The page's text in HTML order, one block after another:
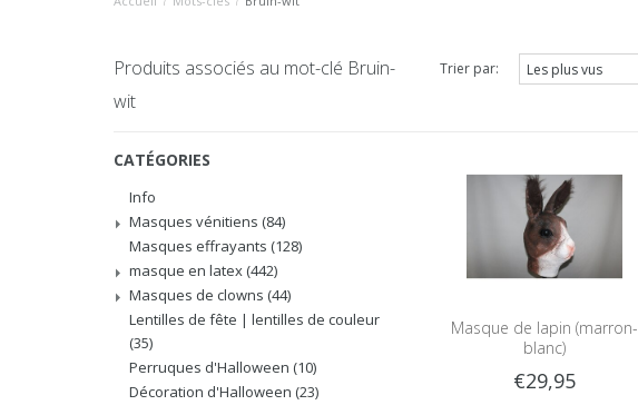
Produits associés au mot-clé Bruin-
wit
Trier par:
CATÉGORIES
Info
Masques vénitiens (84)
Masques effrayants (128)
masque en latex (442)
Masques de clowns (44)
Lentilles de fête | lentilles de couleur
(35)
Perruques d'Halloween (10)
Décoration d'Halloween (23)
Masque de lapin (marron-
blanc)
€29,95